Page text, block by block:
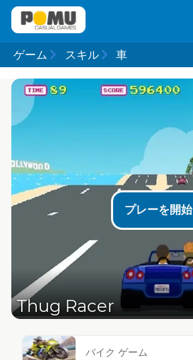
ゲーム スキル 車
プレーを開始
Thug Racer
バイク ゲーム